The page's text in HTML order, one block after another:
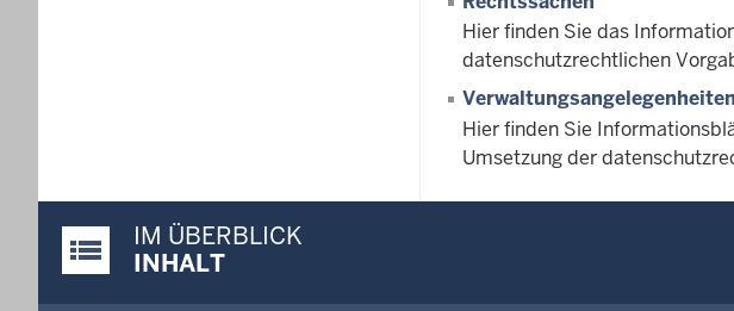
Hier finden Sie das
datenschutzrechtlichen
Verwaltungsangelegenheiten
Hier finden Sie
Umsetzung der
Justiz-Portal im Überblick:
IM ÜBERBLICK
INHALT